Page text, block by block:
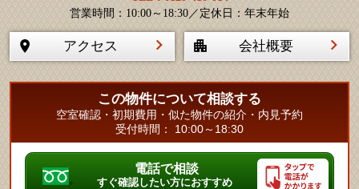
営業時間：10:00～18:30／定休日：年末年始
アクセス 会社概要
この物件について相談する
空室確認・初期費用・似た物件の紹介・内見予約
受付時間： 10:00～18:30
電話で相談
すぐ確認したい方におすすめ